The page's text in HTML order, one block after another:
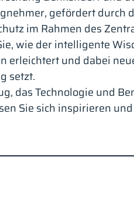
gefördert durch
im Rahmen des
wie der intelligente
erleichtert und dabei
setzt.
das Technologie und
Sie sich inspirieren